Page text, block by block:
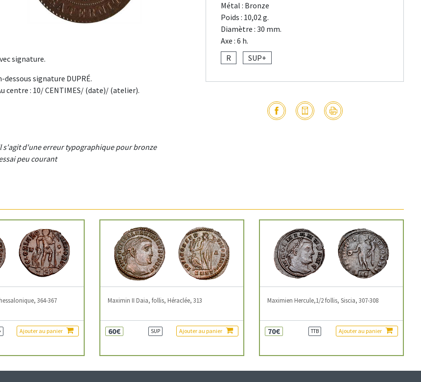
signature.
dessous signature DUPRÉ.
centre : 10/ CENTIMES/ (date)/ (atelier).
s'agit d'une erreur typographique pour bronze
peu courant
Métal : Bronze
Poids : 10,02 g.
Diamètre : 30 mm.
Axe : 6 h.
R
SUP+
364-367
Ajouter au panier
Maximin II Daia, follis, Héraclée, 313
60€ SUP Ajouter au panier
Maximien Hercule,1/2 follis, Siscia, 307-308
70€ TTB Ajouter au panier